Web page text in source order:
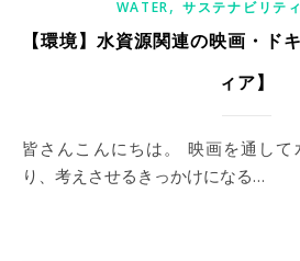
WATER,サステナビリティ
【環境】水資源関連の映画・ド
ィア】
皆さんこんにちは。 映画を通して水資源について学べた
り、考えさせるきっかけになる…